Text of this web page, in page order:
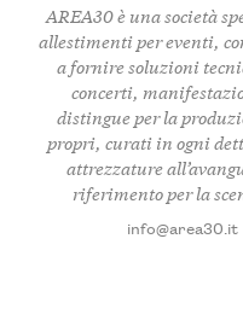
AREA30 è una società
allestimenti per eventi,
a fornire soluzioni
concerti,
distingue per la
propri, curati in ogni
attrezzature
riferimento per la
info@area30.it